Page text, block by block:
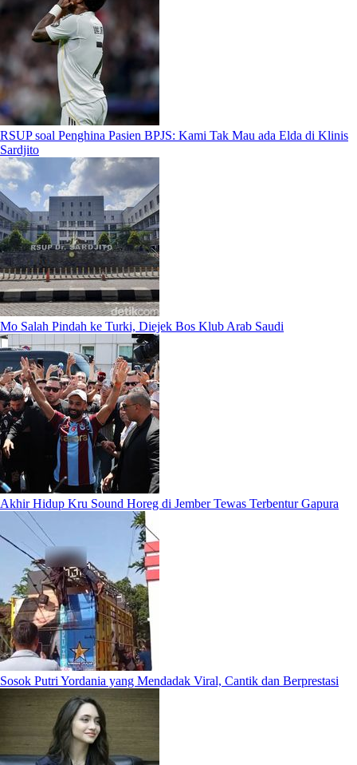
RSUP soal Penghina Pasien BPJS: Kami Tak Mau ada Elda di Klinis
Sardjito
Mo Salah Pindah ke Turki, Diejek Bos Klub Arab Saudi
Akhir Hidup Kru Sound Horeg di Jember Tewas Terbentur Gapura
Sosok Putri Yordania yang Mendadak Viral, Cantik dan Berprestasi